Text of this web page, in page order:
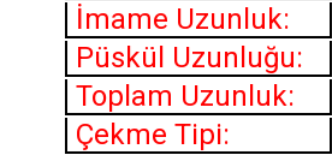
İmame Uzunluk:
Püskül Uzunluğu:
Toplam Uzunluk:
Çekme Tipi: